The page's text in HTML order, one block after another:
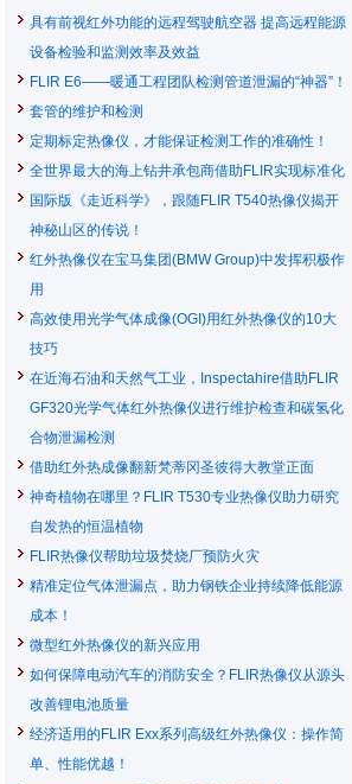
具有前视红外功能的远程驾驶航空器 提高远程能源
设备检验和监测效率及效益
FLIR E6——暖通工程团队检测管道泄漏的“神器”！
套管的维护和检测
定期标定热像仪，才能保证检测工作的准确性！
全世界最大的海上钻井承包商借助FLIR实现标准化
国际版《走近科学》，跟随FLIR T540热像仪揭开
神秘山区的传说！
红外热像仪在宝马集团(BMW Group)中发挥积极作
用
高效使用光学气体成像(OGI)用红外热像仪的10大
技巧
在近海石油和天然气工业，Inspectahire借助FLIR
GF320光学气体红外热像仪进行维护检查和碳氢化
合物泄漏检测
借助红外热成像翻新梵蒂冈圣彼得大教堂正面
神奇植物在哪里？FLIR T530专业热像仪助力研究
自发热的恒温植物
FLIR热像仪帮助垃圾焚烧厂预防火灾
精准定位气体泄漏点，助力钢铁企业持续降低能源
成本！
微型红外热像仪的新兴应用
如何保障电动汽车的消防安全？FLIR热像仪从源头
改善锂电池质量
经济适用的FLIR Exx系列高级红外热像仪：操作简
单、性能优越！